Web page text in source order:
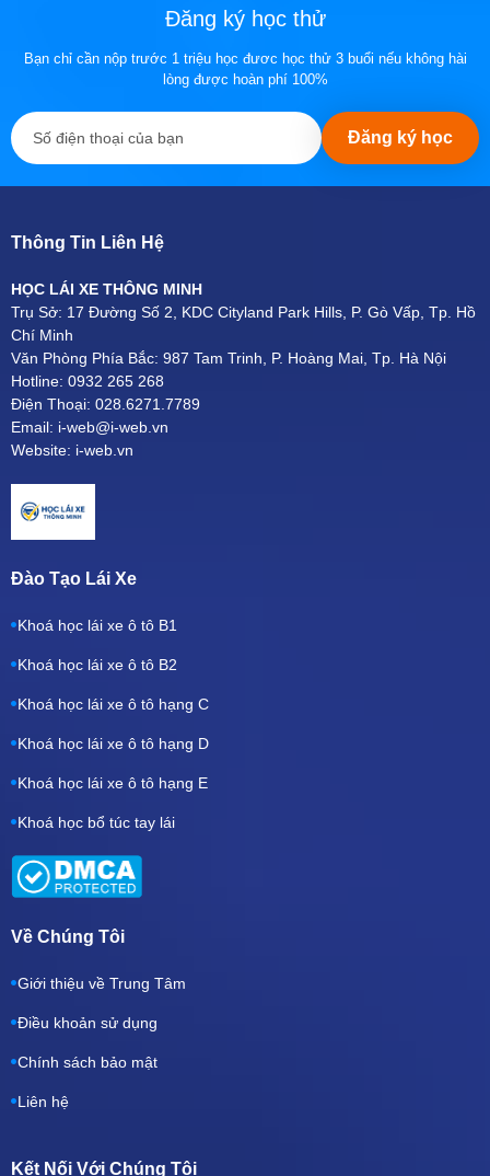
Đăng ký học thử
Bạn chỉ cần nộp trước 1 triệu học đươc học thử 3 buổi nếu không hài
lòng được hoàn phí 100%
Đăng ký học
Thông Tin Liên Hệ
HỌC LÁI XE THÔNG MINH
Trụ Sở: 17 Đường Số 2, KDC Cityland Park Hills, P. Gò Vấp, Tp. Hồ
Chí Minh
Văn Phòng Phía Bắc: 987 Tam Trinh, P. Hoàng Mai, Tp. Hà Nội
Hotline: 0932 265 268
Điện Thoại: 028.6271.7789
Email: i-web@i-web.vn
Website: i-web.vn
Đào Tạo Lái Xe
Khoá học lái xe ô tô B1
Khoá học lái xe ô tô B2
Khoá học lái xe ô tô hạng C
Khoá học lái xe ô tô hạng D
Khoá học lái xe ô tô hạng E
Khoá học bổ túc tay lái
Về Chúng Tôi
Giới thiệu về Trung Tâm
Điều khoản sử dụng
Chính sách bảo mật
Liên hệ
Kết Nối Với Chúng Tôi